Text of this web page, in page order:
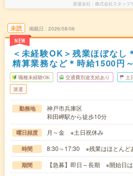
派遣会社 株式会社スタッフ
未読
NEW
掲載日 2026/08/06
＜未経験OK＞残業ほぼなし
精算業務など＊時給1500円～
職種未経験OK 交通費別途支給あり 土
派遣
勤務地
神戸市兵庫区
和田岬駅から徒歩10分
曜日頻度 月～金 ※土日祝休み
時間 8:30～17:30 ※残業はほとんど
期間 【急募】即日～長期 ※開始日